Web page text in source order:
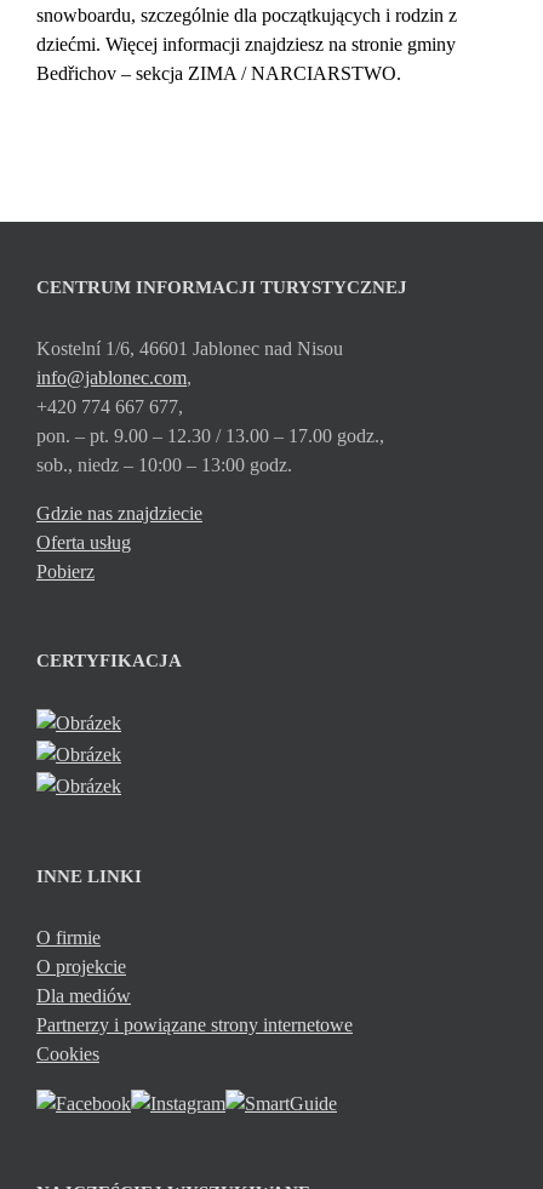
snowboardu, szczególnie dla początkujących i rodzin z
dziećmi. Więcej informacji znajdziesz na stronie gminy
Bedřichov – sekcja ZIMA / NARCIARSTWO.
CENTRUM INFORMACJI TURYSTYCZNEJ
Kostelní 1/6, 46601 Jablonec nad Nisou
info@jablonec.com,
+420 774 667 677,
pon. – pt. 9.00 – 12.30 / 13.00 – 17.00 godz.,
sob., niedz – 10:00 – 13:00 godz.
Gdzie nas znajdziecie
Oferta usług
Pobierz
CERTYFIKACJA
INNE LINKI
O firmie
O projekcie
Dla mediów
Partnerzy i powiązane strony internetowe
Cookies